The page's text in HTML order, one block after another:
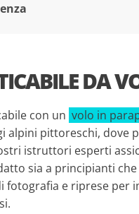
DA
con un volo in
alpini pittoreschi, dove
istruttori esperti
sia a principianti
fotografia e riprese per